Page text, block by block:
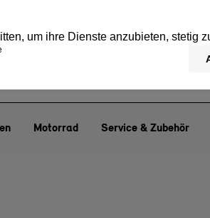
Motorrad Service & Zubehör